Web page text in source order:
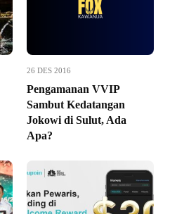
26 DES 2016
Pengamanan VVIP
Sambut Kedatangan
Jokowi di Sulut, Ada
Apa?